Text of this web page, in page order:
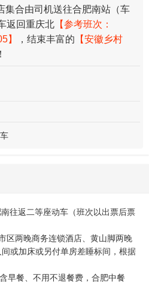
集合由司机送往合肥南站（车
返回重庆北 【参考班次：
】
，结束丰富的 【安徽乡村
往返二等座动车（班次以出票后票
区两晚商务连锁酒店、黄山脚两晚
或加床或另付单房差睡标间，根据
早餐、不用不退餐费，合肥中餐